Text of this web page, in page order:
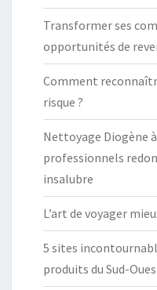
Transformer ses
opportunités de
Comment
risque ?
Nettoyage Diogène
professionnels
insalubre
L’art de voyager
5 sites
produits du Sud-